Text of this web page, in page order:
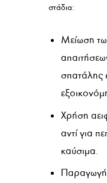
στάδια:
Μείωση
σπατάλης
Χρήση
αντί για
καύσιμα.
Παραγωγή